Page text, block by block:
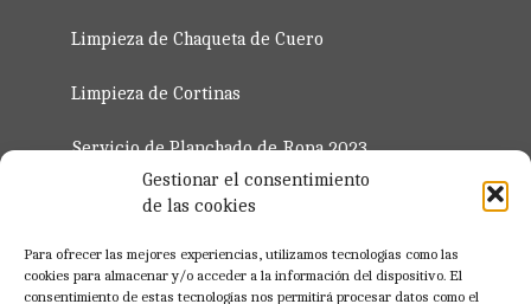
Gestionar el consentimiento
de las cookies
Para ofrecer las mejores experiencias, utilizamos tecnologías como las
cookies para almacenar y/o acceder a la información del dispositivo. El
consentimiento de estas tecnologías nos permitirá procesar datos como el
Limpieza de Chaqueta de Cuero
Limpieza de Cortinas
Servicio de Planchado de Ropa 2023
Regístro para Profesionales
Registrate Ahora